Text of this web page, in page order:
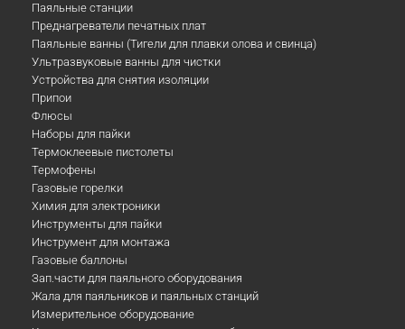
Паяльные станции
Преднагреватели печатных плат
Паяльные ванны (Тигели для плавки олова и свинца)
Ультразвуковые ванны для чистки
Устройства для снятия изоляции
Припои
Флюсы
Наборы для пайки
Термоклеевые пистолеты
Термофены
Газовые горелки
Химия для электроники
Инструменты для пайки
Инструмент для монтажа
Газовые баллоны
Зап.части для паяльного оборудования
Жала для паяльников и паяльных станций
Измерительное оборудование